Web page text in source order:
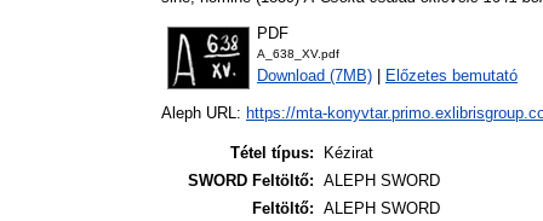
PDF
A_638_XV.pdf
Download (7MB) Előzetes bemutató
Aleph URL: https://mta-
Tétel típus:
Kézirat
SWORD Feltöltő: ALEPH SWORD
Feltöltő: ALEPH SWORD